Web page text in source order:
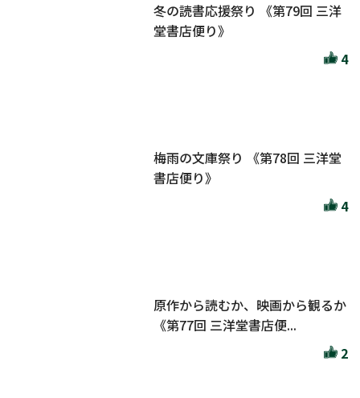
冬の読書応援祭り 《第79回 三洋
堂書店便り》
4
梅雨の文庫祭り 《第78回 三洋堂
書店便り》
4
原作から読むか、映画から観るか
《第77回 三洋堂書店便...
2